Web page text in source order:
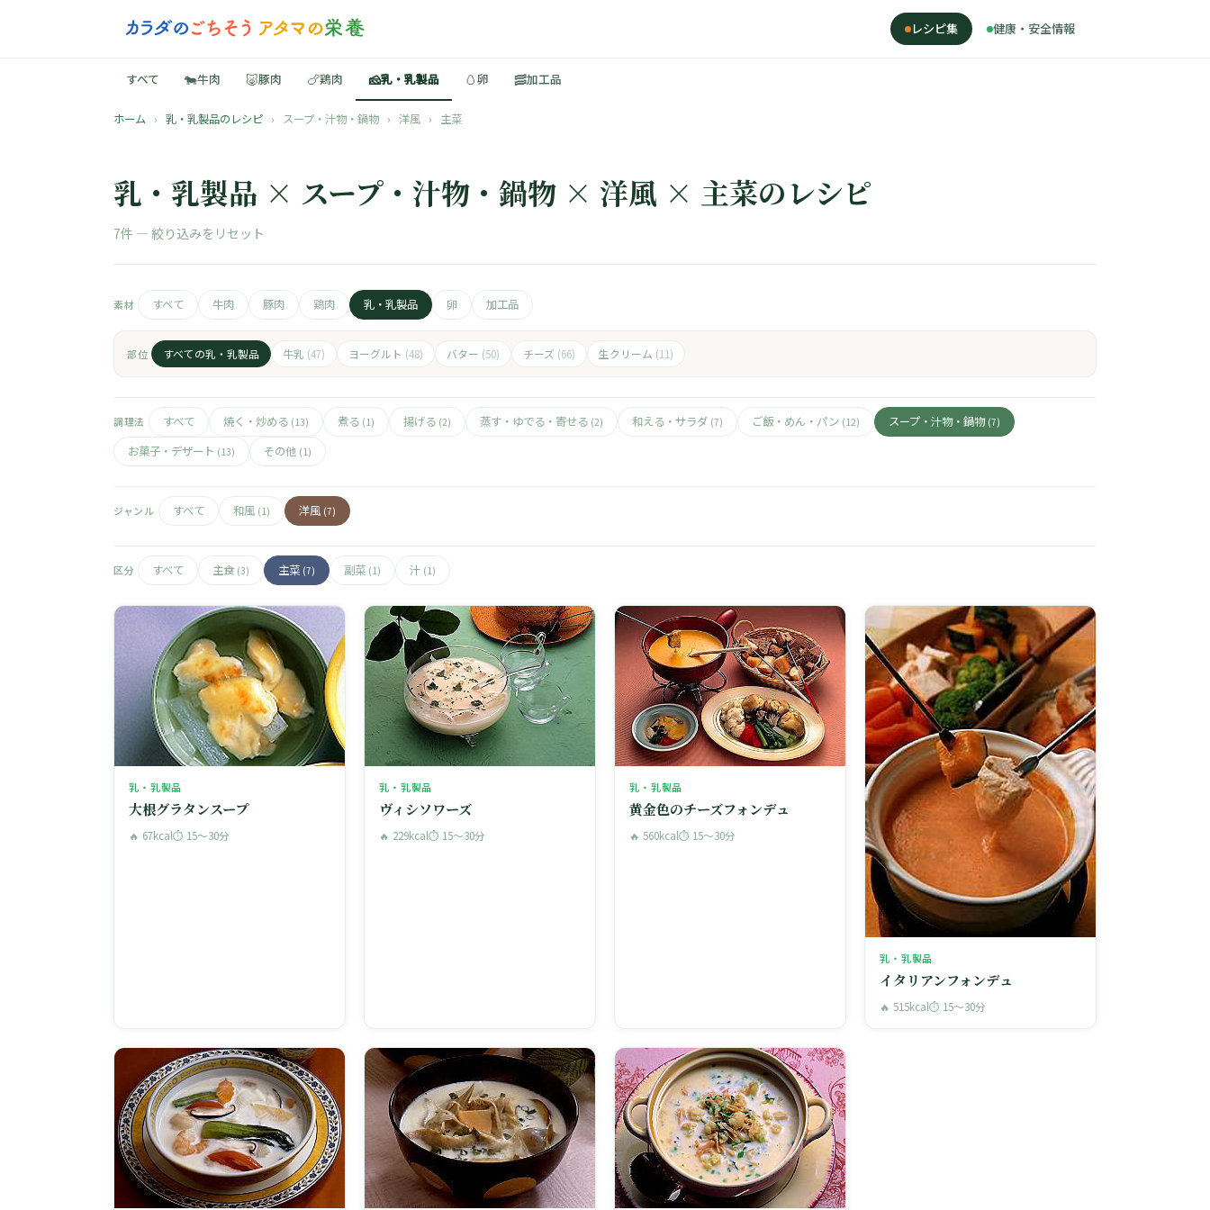
レシピ集 健康・安全情報
すべて 🐄牛肉 🐷豚肉 🍗鶏肉 🧀乳・乳製品 🥚卵 🥓加工品
ホーム › 乳・乳製品のレシピ › スープ・汁物・鍋物 › 洋風 › 主菜
乳・乳製品 × スープ・汁物・鍋物 × 洋風 × 主菜のレシピ
7件 — 絞り込みをリセット
素材 すべて 牛肉 豚肉 鶏肉 乳・乳製品 卵 加工品
部位 すべての乳・乳製品 牛乳 (47) ヨーグルト (48) バター (50) チーズ (66) 生クリーム (11)
調理法 すべて 焼く・炒める (13) 煮る (1) 揚げる (2) 蒸す・ゆでる・寄せる (2) 和える・サラダ (7) ご飯・めん・パン (12) スープ・汁物・鍋物 (7)
お菓子・デザート (13) その他 (1)
ジャンル すべて 和風 (1) 洋風 (7)
区分 すべて 主食 (3) 主菜 (7) 副菜 (1) 汁 (1)
乳・乳製品
大根グラタンスープ
🔥 67kcal⏱ 15〜30分
乳・乳製品
ヴィシソワーズ
🔥 229kcal⏱ 15〜30分
乳・乳製品
黄金色のチーズフォンデュ
🔥 560kcal⏱ 15〜30分
乳・乳製品
イタリアンフォンデュ
🔥 515kcal⏱ 15〜30分